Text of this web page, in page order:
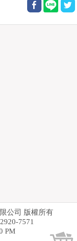
公司 版權所有
7571
PM